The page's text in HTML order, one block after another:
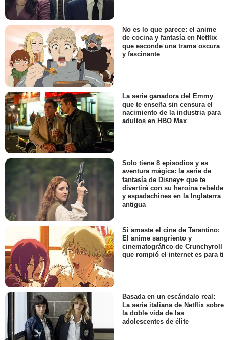
No es lo que parece: el anime
de cocina y fantasía en Netflix
que esconde una trama oscura
y fascinante
La serie ganadora del Emmy
que te enseña sin censura el
nacimiento de la industria para
adultos en HBO Max
Solo tiene 8 episodios y es
aventura mágica: la serie de
fantasía de Disney+ que te
divertirá con su heroína rebelde
y espadachines en la Inglaterra
antigua
Si amaste el cine de Tarantino:
El anime sangriento y
cinematográfico de Crunchyroll
que rompió el internet es para ti
Basada en un escándalo real:
La serie italiana de Netflix sobre
la doble vida de las
adolescentes de élite